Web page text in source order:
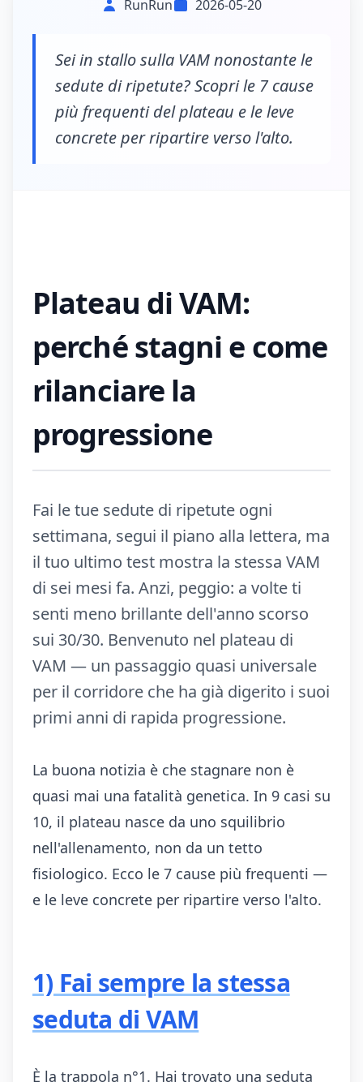
RunRun 2026-05-20
Sei in stallo sulla VAM nonostante le
sedute di ripetute? Scopri le 7 cause
più frequenti del plateau e le leve
concrete per ripartire verso l'alto.
Plateau di VAM:
perché stagni e come
rilanciare la
progressione
Fai le tue sedute di ripetute ogni
settimana, segui il piano alla lettera, ma
il tuo ultimo test mostra la stessa VAM
di sei mesi fa. Anzi, peggio: a volte ti
senti meno brillante dell'anno scorso
sui 30/30. Benvenuto nel plateau di
VAM — un passaggio quasi universale
per il corridore che ha già digerito i suoi
primi anni di rapida progressione.
La buona notizia è che stagnare non è
quasi mai una fatalità genetica. In 9 casi su
10, il plateau nasce da uno squilibrio
nell'allenamento, non da un tetto
fisiologico. Ecco le 7 cause più frequenti —
e le leve concrete per ripartire verso l'alto.
1) Fai sempre la stessa
seduta di VAM
È la trappola n°1. Hai trovato una seduta